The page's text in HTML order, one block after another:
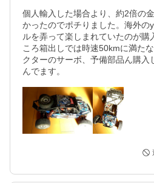
個人輸入した場合より、約2倍の
かったのでポチりました。海外の
ルを弄って楽しまれていたのが購
ころ箱出しでは時速50kmに満た
クターのサーボ、予備部品ん購入
んでます。